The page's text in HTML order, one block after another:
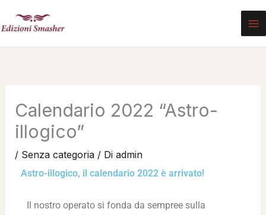
al
Calendario 2022 “Astro-
illogico”
/ Senza categoria/ Di admin
Astro-illogico, il calendario 2022 è arrivato!
Il nostro operato si fonda da sempree sulla